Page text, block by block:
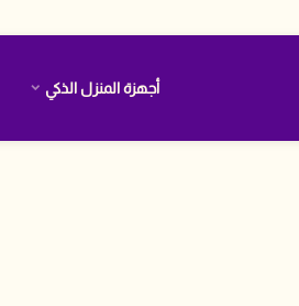
أجهزة المنزل الذكي